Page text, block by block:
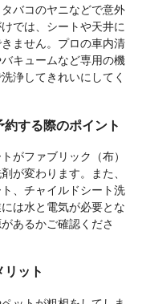
バコのヤニなどで意外
では、シートや天井に
ません。プロの車内清
キュームなど専用の機
浄してきれいにしてく
する際のポイント
がファブリック（布）
が変わります。また、
、チャイルドシート洗
は水と電気が必要とな
あるかご確認くださ
ット